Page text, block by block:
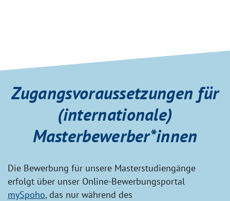
Zugangsvoraussetzungen für
(internationale)
Masterbewerber*innen
Die Bewerbung für unsere Masterstudiengänge
erfolgt über unser Online-Bewerbungsportal
mySpoho, das nur während des